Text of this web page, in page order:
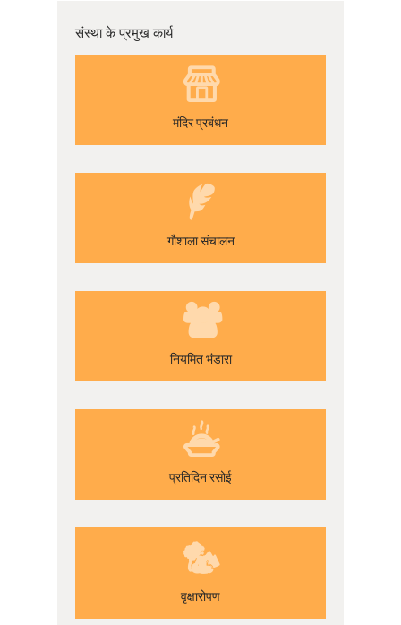
संस्था के प्रमुख कार्य
मंदिर प्रबंधन
गौशाला संचालन
नियमित भंडारा
प्रतिदिन रसोई
वृक्षारोपण